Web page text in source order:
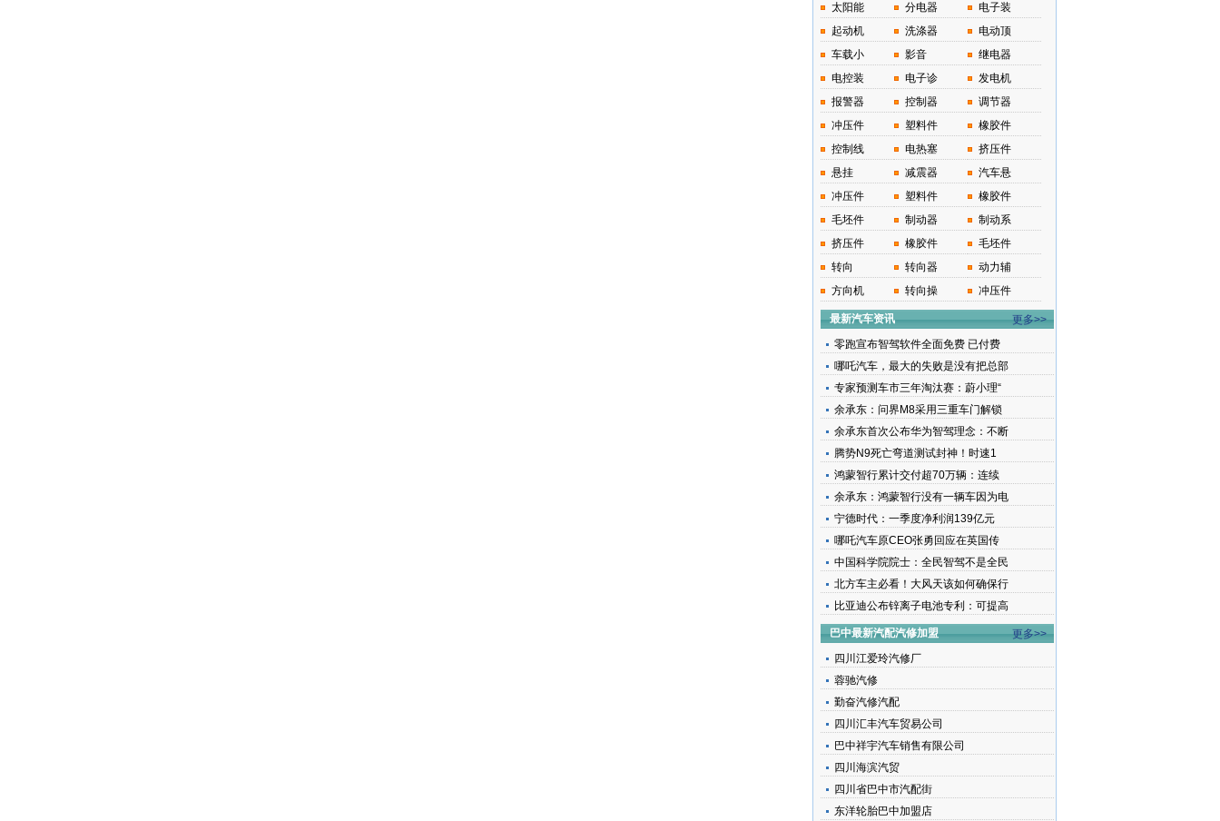
太阳能
分电器
电子装
起动机
洗涤器
电动顶
车载小
影音
继电器
电控装
电子诊
发电机
报警器
控制器
调节器
冲压件
塑料件
橡胶件
控制线
电热塞
挤压件
悬挂
减震器
汽车悬
冲压件
塑料件
橡胶件
毛坯件
制动器
制动系
挤压件
橡胶件
毛坯件
转向
转向器
动力辅
方向机
转向操 冲压件
最新汽车资讯
更多>>
零跑宣布智驾软件全面免费 已付费
哪吒汽车，最大的失败是没有把总部
专家预测车市三年淘汰赛：蔚小理“
余承东：问界M8采用三重车门解锁
余承东首次公布华为智驾理念：不断
腾势N9死亡弯道测试封神！时速1
鸿蒙智行累计交付超70万辆：连续
余承东：鸿蒙智行没有一辆车因为电
宁德时代：一季度净利润139亿元
哪吒汽车原CEO张勇回应在英国传
中国科学院院士：全民智驾不是全民
北方车主必看！大风天该如何确保行
比亚迪公布锌离子电池专利：可提高
巴中最新汽配汽修加盟
更多>>
四川江爱玲汽修厂
蓉驰汽修
勤奋汽修汽配
四川汇丰汽车贸易公司
巴中祥宇汽车销售有限公司
四川海滨汽贸
四川省巴中市汽配街
东洋轮胎巴中加盟店